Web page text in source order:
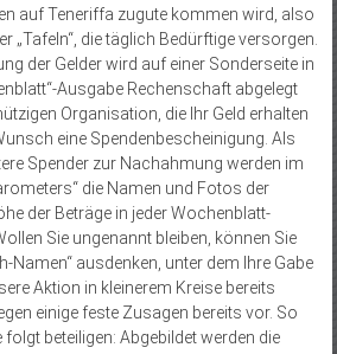
auf Teneriffa zugute kommen wird, also
„Tafeln“, die täglich Bedürftige versorgen.
der Gelder wird auf einer Sonderseite in
Ausgabe Rechenschaft abgelegt
Organisation, die Ihr Geld erhalten
eine Spendenbescheinigung. Als
Spender zur Nachahmung werden im
die Namen und Fotos der
der Beträge in jeder Wochenblatt-
Sie ungenannt bleiben, können Sie
Namen“ ausdenken, unter dem Ihre Gabe
Aktion in kleinerem Kreise bereits
einige feste Zusagen bereits vor. So
beteiligen: Abgebildet werden die